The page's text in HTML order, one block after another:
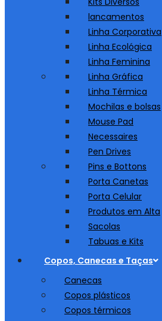
lancamentos
Linha Corporativa
Linha Ecológica
Linha Feminina
Linha Gráfica
Linha Térmica
Mochilas e bolsas
Mouse Pad
Necessaires
Pen Drives
Pins e Bottons
Porta Canetas
Porta Celular
Produtos em Alta
Sacolas
Tabuas e Kits
Copos, Canecas e Taças
Canecas
Copos plásticos
Copos térmicos